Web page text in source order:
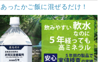
あったかご飯に混ぜるだけ！